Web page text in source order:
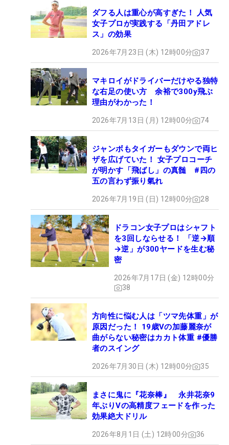
ダフる人は重心が高すぎた！ 人気
女子プロが実践する「丹田アドレ
ス」の効果
2026年7月23日 (木) 12時00分 37
マキロイがドライバーだけやる独特
な右足の使い方 余裕で300y飛ぶ
理由がわかった！
2026年7月13日 (月) 12時00分 74
ジャンボもタイガーもダウンで両ヒ
ザを広げていた！ 女子プロコーチ
が明かす「飛ばし」の真髄 #四の
五の言わず振り氣れ
2026年7月19日 (日) 12時00分 28
ドラコン女子プロはシャフト
を3回しならせる！ 「逆→順
→逆」が300ヤードを生む秘
密
2026年7月17日 (金) 12時00分
38
方向性に悩む人は「ツマ先体重」が
原因だった！ 19歳Vの加藤麗奈が
曲がらない秘密はカカト体重 #優勝
者のスイング
2026年7月30日 (木) 12時00分 35
まさに鬼に『花奈棒』 永井花奈9
年ぶりVの高精度フェードを作った
効果絶大ドリル
2026年8月1日 (土) 12時00分 36